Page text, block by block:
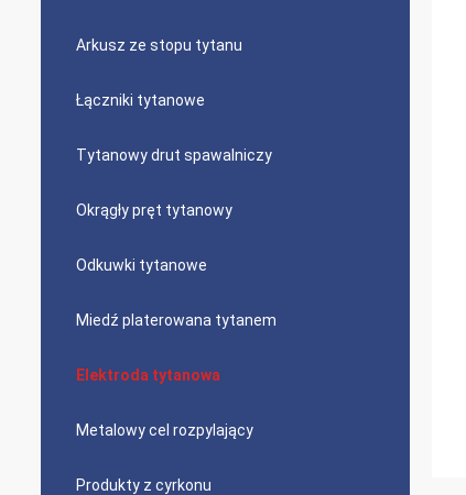
Arkusz ze stopu tytanu
Łączniki tytanowe
Tytanowy drut spawalniczy
Okrągły pręt tytanowy
Odkuwki tytanowe
Miedź platerowana tytanem
Elektroda tytanowa
Metalowy cel rozpylający
Produkty z cyrkonu